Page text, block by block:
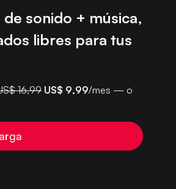
sonido + música,
libres para tus
16,99 US$ 9,99/mes — o